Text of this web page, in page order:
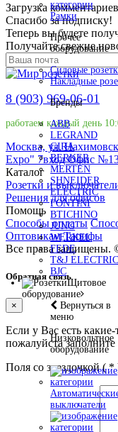
Рамки
Прочее
оборудование
Силовые
Накладные
Бренды
ABB
LEGRAND
GIRA
BERKER
MERTEN
SHNEIDER
ELECTRIC
FONTINI
BTICHINO
JUNG
WERKEL
FEDE
T&J ELECTRIC
BJC
Щитовое
оборудование
Вернуться в
меню
Низковольтное
оборудование
выключатели
Загрузка
Спасибо за подписку!
Теперь вы будете
Получайте свежие
8 (903) 969-06-01
работаем каждый день
Москва, ул.
Expo" 7вход Офис
Каталог
Розетки и
Решения для офисов
Помощь
Способы оплаты
Оптовикам Тарифы
Все права защищены.
Обратная связь
×
Если у Вас есть
пожалуйста
Поля со звездочкой (*